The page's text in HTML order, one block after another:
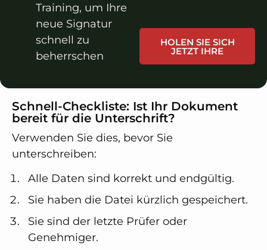
Training, um Ihre
neue Signatur
schnell zu
beherrschen
HOLEN SIE SICH
JETZT IHRE
Schnell-Checkliste: Ist Ihr Dokument
bereit für die Unterschrift?
Verwenden Sie dies, bevor Sie
unterschreiben:
Alle Daten sind korrekt und endgültig.
Sie haben die Datei kürzlich gespeichert.
Sie sind der letzte Prüfer oder
Genehmiger.